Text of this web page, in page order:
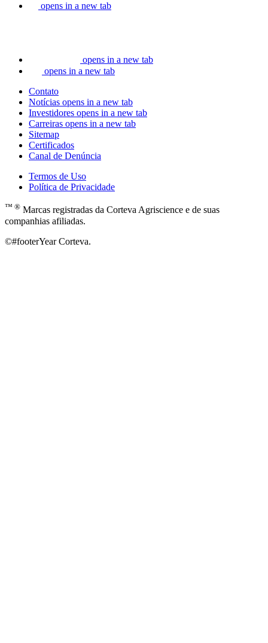
opens in a new tab
opens in a new tab
opens in a new tab
Contato
Notícias opens in a new tab
Investidores opens in a new tab
Carreiras opens in a new tab
Sitemap
Certificados
Canal de Denúncia
Termos de Uso
Política de Privacidade
™ ® Marcas registradas da Corteva Agriscience e de suas
companhias afiliadas.
©#footerYear Corteva.